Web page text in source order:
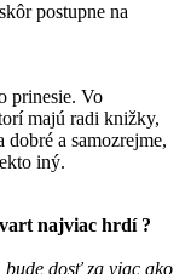
postupne na
prinesie. Vo
majú radi knižky,
a samozrejme,
iný.
najviac hrdí ?
dosť za viac ako